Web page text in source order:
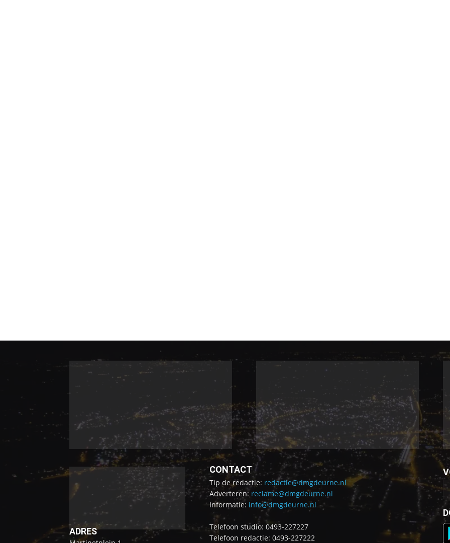
ADRES
CONTACT
Tip de redactie: redactie@dmgdeurne.nl
Adverteren: reclame@dmgdeurne.nl
Informatie: info@dmgdeurne.nl
Telefoon studio: 0493-227227
Telefoon redactie: 0493-227222